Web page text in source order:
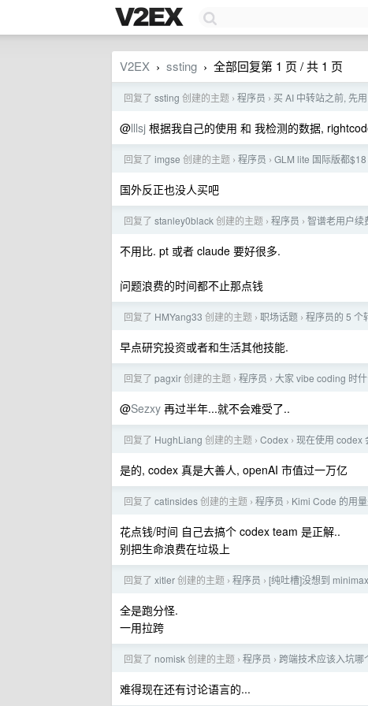
V2EX › ssting › 全部回复第 1 页 / 共 1 页
回复了 ssting 创建的主题 › 程序员 › 买 AI 中转站之前, 先
@lllsj 根据我自己的使用 和 我检测的数据,
回复了 imgse 创建的主题 › 程序员 › GLM lite 国际版都
国外反正也没人买吧
回复了 stanley0black创建的主题 › 程序员 › 智谱老用户续
不用比. pt 或者 claude 要好很多.
问题浪费的时间都不止那点钱
回复了 HMYang33 创建的主题 › 职场话题 › 程序员的 5 个
早点研究投资或者和生活其他技能.
回复了 pagxir创建的主题 › 程序员 › 大家 vibe coding 时
@Sezxy 再过半年...就不会难受了..
回复了 HughLiang 创建的主题 › Codex › 现在使用 codex
是的, codex 真是大善人, openAI 市值过一万亿
回复了 catinsides创建的主题 › 程序员 › Kimi Code 的用
花点钱/时间 自己去搞个 codex team 是正解..
别把生命浪费在垃圾上
回复了 xitler创建的主题 › 程序员 › [纯吐槽]没想到
全是跑分怪.
一用拉跨
回复了 nomisk创建的主题 › 程序员 › 跨端技术应该入坑哪
难得现在还有讨论语言的...